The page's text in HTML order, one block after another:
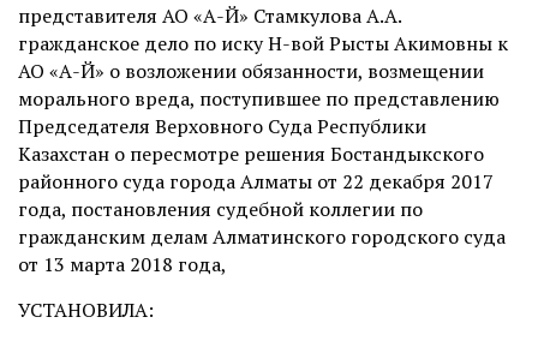
представителя АО «А-Й» Стамкулова А.А.
гражданское дело по иску Н-вой Рысты Акимовны к
АО «А-Й» о возложении обязанности, возмещении
морального вреда, поступившее по представлению
Председателя Верховного Суда Республики
Казахстан о пересмотре решения Бостандыкского
районного суда города Алматы от 22 декабря 2017
года, постановления судебной коллегии по
гражданским делам Алматинского городского суда
от 13 марта 2018 года,
УСТАНОВИЛА: